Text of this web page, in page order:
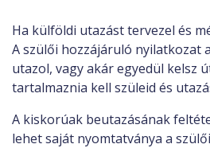
Ha külföldi utazást tervezel és
A szülői hozzájáruló nyilatkozat
utazol, vagy akár egyedül kelsz
tartalmaznia kell szüleid és
A kiskorúak beutazásának
lehet saját nyomtatványa a